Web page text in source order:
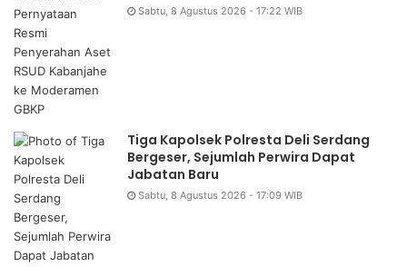
Sabtu, 8 Agustus 2026 - 17:22 WIB
Tiga Kapolsek Polresta Deli Serdang
Bergeser, Sejumlah Perwira Dapat
Jabatan Baru
Sabtu, 8 Agustus 2026 - 17:09 WIB